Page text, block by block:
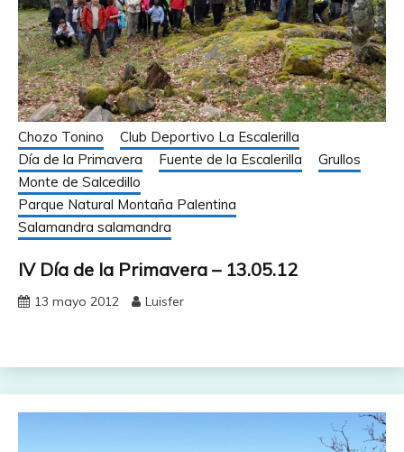
Chozo Tonino
Club Deportivo La Escalerilla
Día de la Primavera
Fuente de la Escalerilla
Grullos
Monte de Salcedillo
Parque Natural Montaña Palentina
Salamandra salamandra
IV Día de la Primavera – 13.05.12
13 mayo 2012 Luisfer